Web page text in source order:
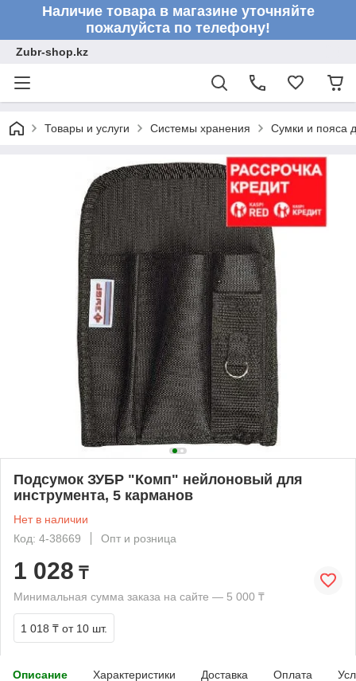
Наличие товара в магазине уточняйте
пожалуйста по телефону!
Zubr-shop.kz
Товары и услуги Системы хранения Сумки и пояса
Подсумок ЗУБР "Комп" нейлоновый для
инструмента, 5 карманов
Нет в наличии
Код: 4-38669
Опт и розница
1 028 ₸
Минимальная сумма заказа на сайте — 5 000 ₸
1 018 ₸ от 10 шт.
Описание Характеристики Доставка Оплата